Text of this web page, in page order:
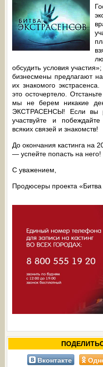
обсудить условия
бизнесмены предлагают
их знакомого
это осточертело.
мы не берем никакие
ЭКСТРАСЕНСЫ! Если вы
участвуйте и
всяких связей и знакомств!
До окончания кастинга на
— успейте попасть на него!
C уважением,
Продюсеры проекта «Битва
Вконтакте